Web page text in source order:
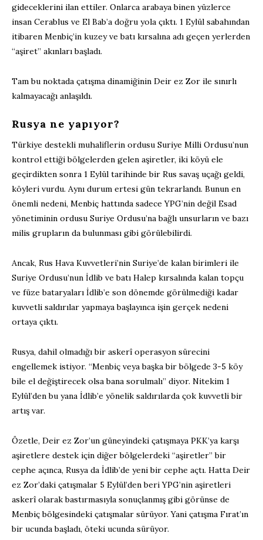
gideceklerini ilan ettiler. Onlarca arabaya binen yüzlerce
insan Cerablus ve El Bab’a doğru yola çıktı. 1 Eylül sabahından
itibaren Menbiç’in kuzey ve batı kırsalına adı geçen yerlerden
“aşiret” akınları başladı.
Tam bu noktada çatışma dinamiğinin Deir ez Zor ile sınırlı
kalmayacağı anlaşıldı.
Rusya ne yapıyor?
Türkiye destekli muhaliflerin ordusu Suriye Milli Ordusu’nun
kontrol ettiği bölgelerden gelen aşiretler, iki köyü ele
geçirdikten sonra 1 Eylül tarihinde bir Rus savaş uçağı geldi,
köyleri vurdu. Aynı durum ertesi gün tekrarlandı. Bunun en
önemli nedeni, Menbiç hattında sadece YPG’nin değil Esad
yönetiminin ordusu Suriye Ordusu’na bağlı unsurların ve bazı
milis grupların da bulunması gibi görülebilirdi.
Ancak, Rus Hava Kuvvetleri’nin Suriye’de kalan birimleri ile
Suriye Ordusu’nun İdlib ve batı Halep kırsalında kalan topçu
ve füze bataryaları İdlib’e son dönemde görülmediği kadar
kuvvetli saldırılar yapmaya başlayınca işin gerçek nedeni
ortaya çıktı.
Rusya, dahil olmadığı bir askerî operasyon sürecini
engellemek istiyor. “Menbiç veya başka bir bölgede 3-5 köy
bile el değiştirecek olsa bana sorulmalı” diyor. Nitekim 1
Eylül’den bu yana İdlib’e yönelik saldırılarda çok kuvvetli bir
artış var.
Özetle, Deir ez Zor’un güneyindeki çatışmaya PKK’ya karşı
aşiretlere destek için diğer bölgelerdeki “aşiretler” bir
cephe açınca, Rusya da İdlib’de yeni bir cephe açtı. Hatta Deir
ez Zor’daki çatışmalar 5 Eylül’den beri YPG’nin aşiretleri
askerî olarak bastırmasıyla sonuçlanmış gibi görünse de
Menbiç bölgesindeki çatışmalar sürüyor. Yani çatışma Fırat’ın
bir ucunda başladı, öteki ucunda sürüyor.